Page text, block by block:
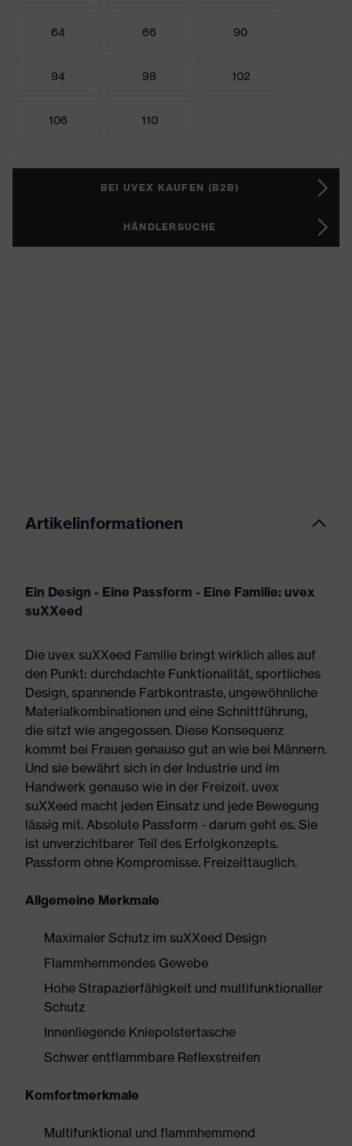
64 66 90
94 98 102
106 110
BEI UVEX KAUFEN (B2B)
HÄNDLERSUCHE
Artikelinformationen
Ein Design - Eine Passform - Eine Familie: uvex
suXXeed
Die uvex suXXeed Familie bringt wirklich alles auf
den Punkt: durchdachte Funktionalität, sportliches
Design, spannende Farbkontraste, ungewöhnliche
Materialkombinationen und eine Schnittführung,
die sitzt wie angegossen. Diese Konsequenz
kommt bei Frauen genauso gut an wie bei Männern.
Und sie bewährt sich in der Industrie und im
Handwerk genauso wie in der Freizeit. uvex
suXXeed macht jeden Einsatz und jede Bewegung
lässig mit. Absolute Passform - darum geht es. Sie
ist unverzichtbarer Teil des Erfolgkonzepts.
Passform ohne Kompromisse. Freizeittauglich.
Allgemeine Merkmale
Maximaler Schutz im suXXeed Design
Flammhemmendes Gewebe
Hohe Strapazierfähigkeit und multifunktionaller
Schutz
Innenliegende Kniepolstertasche
Schwer entflammbare Reflexstreifen
Komfortmerkmale
Multifunktional und flammhemmend